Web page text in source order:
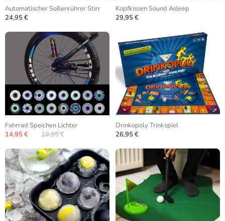
Automatischer Soßenrührer Stirr
24,95 €
Kopfkissen Sound Asleep
29,95 €
Fahrrad Speichen Lichter
14,95 €
19,95 €
Drinkopoly Trinkspiel
26,95 €